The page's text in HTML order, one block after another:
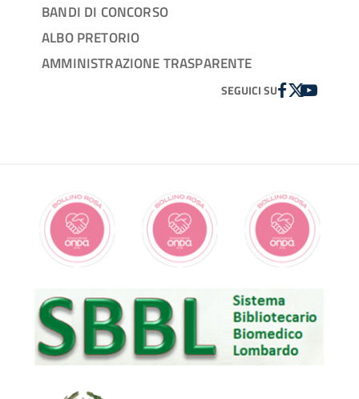
BANDI DI CONCORSO
ALBO PRETORIO
AMMINISTRAZIONE TRASPARENTE
SEGUICI SUFACEBOOK
TWITTER
YOUTUBE